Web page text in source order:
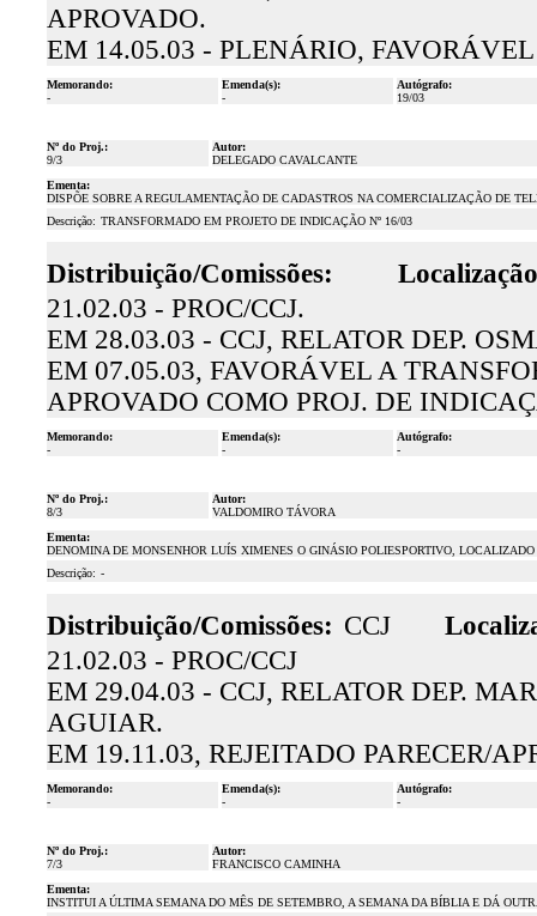
APROVADO.
EM 14.05.03 - PLENÁRIO,
Memorando:
-
Emenda(s):
-
Autógrafo:
19/03
Nº do Proj.:
9/3
Autor:
DELEGADO CAVALCANTE
Ementa:
DISPÕE SOBRE A REGULAMENTAÇÃO DE CADASTROS NA COMERCIALIZAÇÃO DE
Descrição: TRANSFORMADO EM PROJETO DE INDICAÇÃO Nº 16/03
Distribuição/Comissões:
21.02.03 - PROC/CCJ.
EM 28.03.03 - CCJ, RELATOR DEP.
EM 07.05.03, FAVORÁVEL A
APROVADO COMO PROJ. DE
Memorando:
-
Emenda(s):
-
Autógrafo:
-
Nº do Proj.:
8/3
Autor:
VALDOMIRO TÁVORA
Ementa:
DENOMINA DE MONSENHOR LUÍS XIMENES O GINÁSIO POLIESPORTIVO,
Descrição: -
Distribuição/Comissões: CCJ
21.02.03 - PROC/CCJ
EM 29.04.03 - CCJ, RELATOR DEP.
AGUIAR.
EM 19.11.03, REJEITADO PARECER/
Memorando:
-
Emenda(s):
-
Autógrafo:
-
Nº do Proj.:
7/3
Autor:
FRANCISCO CAMINHA
Ementa:
INSTITUI A ÚLTIMA SEMANA DO MÊS DE SETEMBRO, A SEMANA DA BÍBLIA E DÁ